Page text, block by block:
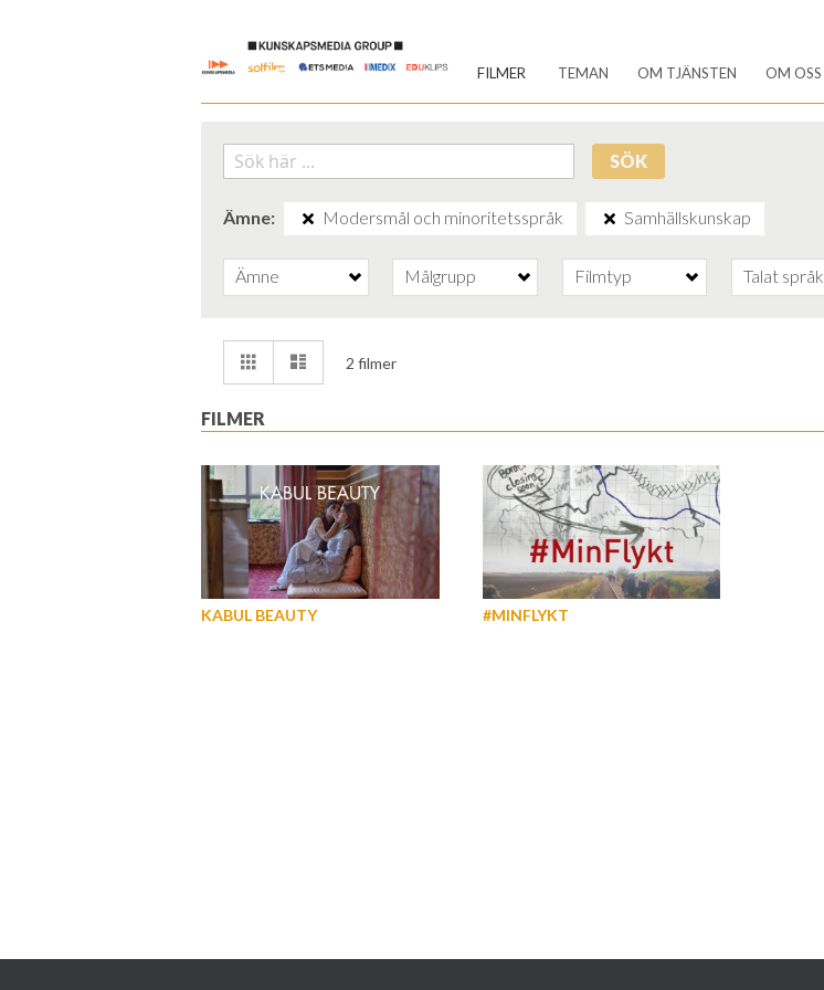
Content
FILMER TEMAN OM TJÄNSTEN OM OSS
SÖK
Ämne Modersmål och minoritetsspråk Samhällskunskap
Ämne Målgrupp Filmtyp Talat språk
Visa
som
Rutnät 2 filmer
FILMER
KABUL BEAUTY #MINFLYKT